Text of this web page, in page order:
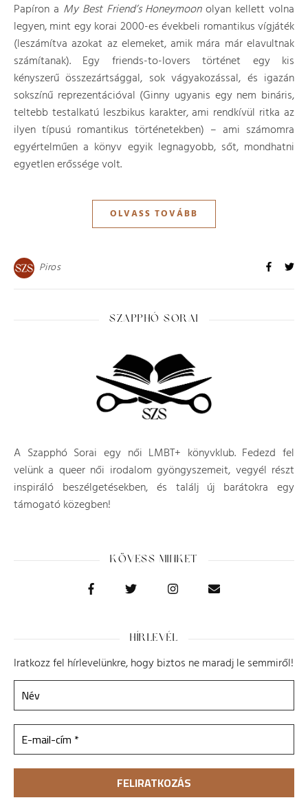
Papíron a My Best Friend’s Honeymoonolyan kellett volna
legyen, mint egy korai 2000-es évekbeli romantikus vígjáték
(leszámítva azokat az elemeket, amik mára már elavultnak
számítanak). Egy friends-to-lovers történet egy kis
kényszerű összezártsággal, sok vágyakozással, és igazán
sokszínű reprezentációval (Ginny ugyanis egy nem bináris,
teltebb testalkatú leszbikus karakter, ami rendkívül ritka az
ilyen típusú romantikus történetekben) – ami számomra
egyértelműen a könyv egyik legnagyobb, sőt, mondhatni
egyetlen erőssége volt.
OLVASS TOVÁBB
Piros
SZAPPHÓ SORAI
A Szapphó Sorai egy női LMBT+ könyvklub. Fedezd fel
velünk a queer női irodalom gyöngyszemeit, vegyél részt
inspiráló beszélgetésekben, és találj új barátokra egy
támogató közegben!
KÖVESS MINKET
HÍRLEVÉL
Iratkozz fel hírlevelünkre, hogy biztos ne maradj le semmiről!